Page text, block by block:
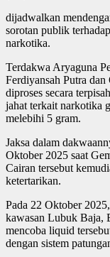
dijadwalkan
sorotan publik
narkotika.
Terdakwa Aryaguna
Ferdiyansah Putra
diproses secara
jahat terkait narkotika
melebihi 5 gram.
Jaksa dalam
Oktober 2025 saat
Cairan tersebut
ketertarikan.
Pada 22 Oktober
kawasan Lubuk Baja,
mencoba liquid
dengan sistem